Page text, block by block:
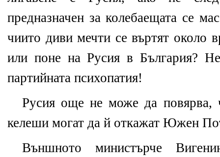
предназначен за колебаещата се
чиито диви мечти се въртят около
или поне на Русия в България?
партийната психопатия!
Русия още не може да повярва,
келеши могат да й откажат Южен
Външното министърче